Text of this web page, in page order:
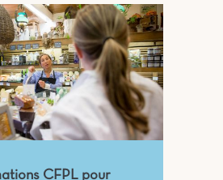
CFPL pour